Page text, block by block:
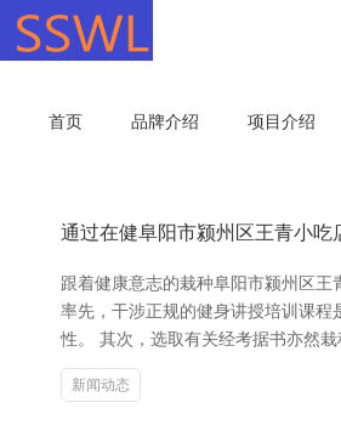
首页 品牌介绍 项目介绍
通过在健阜阳市颍州区王青小吃
跟着健康意志的栽种阜阳市颍州区
率先，干涉正规的健身讲授培训课
性。 其次，选取有关经考据书亦然
新闻动态